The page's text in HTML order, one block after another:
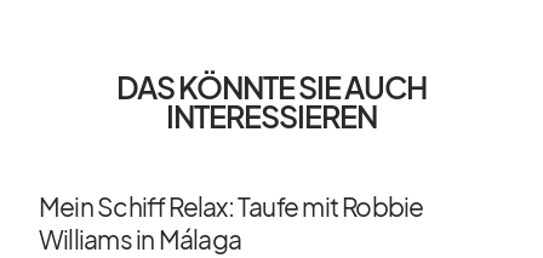
DAS KÖNNTE SIE AUCH
INTERESSIEREN
Mein Schiff Relax: Taufe mit Robbie
Williams in Málaga